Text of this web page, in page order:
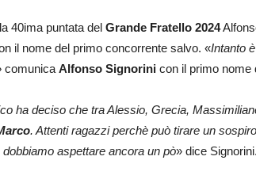
40ima puntata del Grande Fratello 2024
il nome del primo concorrente salvo. «Intanto
comunica Alfonso Signorini con il primo nome
ha deciso che tra Alessio, Grecia,
. Attenti ragazzi perchè può tirare un
dobbiamo aspettare ancora un pò» dice Signorini.